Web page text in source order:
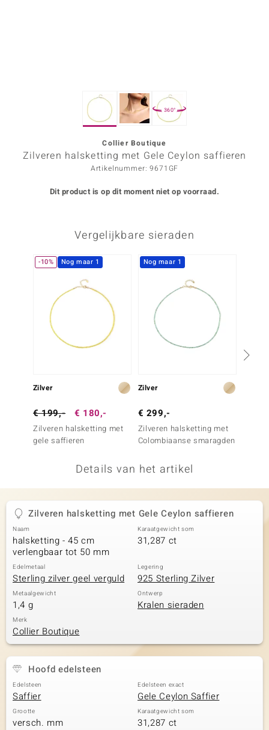
Collection
360°
Collier Boutique
Zilveren halsketting met Gele Ceylon saffieren
Artikelnummer: 9671GF
Dit product is op dit moment niet op voorraad.
Vergelijkbare sieraden
-10% Nog maar 1
Zilver
€ 199,- € 180,-
Zilveren halsketting met
gele saffieren
Nog maar 1
Zilver
€ 299,-
Zilveren halsketting met
Colombiaanse smaragden
Details van het artikel
Zilveren halsketting met Gele Ceylon saffieren
Naam
halsketting - 45 cm
verlengbaar tot 50 mm
Karaatgewicht som
31,287 ct
Edelmetaal
Sterling zilver geel verguld
Legering
925 Sterling Zilver
Metaalgewicht
1,4 g
Ontwerp
Kralen sieraden
Merk
Collier Boutique
Hoofd edelsteen
Edelsteen
Saffier
Edelsteen exact
Gele Ceylon Saffier
Grootte
versch. mm
Karaatgewicht som
31,287 ct